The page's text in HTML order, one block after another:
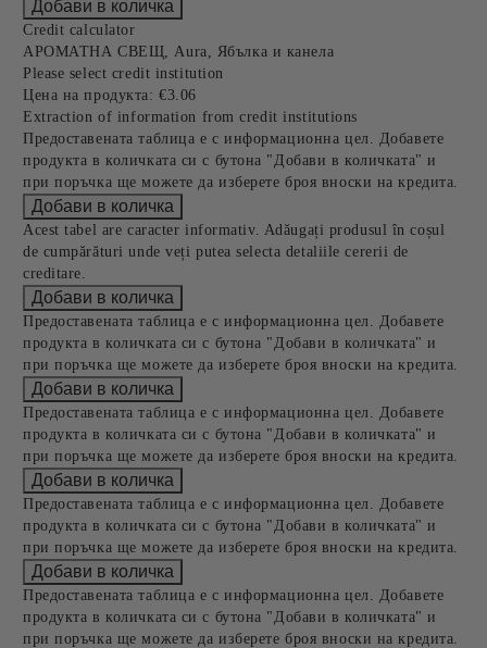
Credit calculator
АРОМАТНА СВЕЩ, Aura, Ябълка и канела
Please select credit institution
Цена на продукта: €3.06
Extraction of information from credit institutions
Предоставената таблица е с информационна цел. Добавете
продукта в количката си с бутона "Добави в количката" и
при поръчка ще можете да изберете броя вноски на кредита.
Acest tabel are caracter informativ. Adăugați produsul în coșul
de cumpărături unde veți putea selecta detaliile cererii de
creditare.
Предоставената таблица е с информационна цел. Добавете
продукта в количката си с бутона "Добави в количката" и
при поръчка ще можете да изберете броя вноски на кредита.
Предоставената таблица е с информационна цел. Добавете
продукта в количката си с бутона "Добави в количката" и
при поръчка ще можете да изберете броя вноски на кредита.
Предоставената таблица е с информационна цел. Добавете
продукта в количката си с бутона "Добави в количката" и
при поръчка ще можете да изберете броя вноски на кредита.
Предоставената таблица е с информационна цел. Добавете
продукта в количката си с бутона "Добави в количката" и
при поръчка ще можете да изберете броя вноски на кредита.